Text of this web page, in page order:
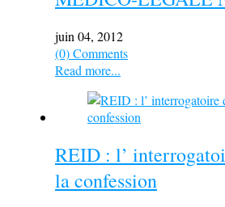
juin 04, 2012
(0) Comments
Read more...
REID : l’
la confession